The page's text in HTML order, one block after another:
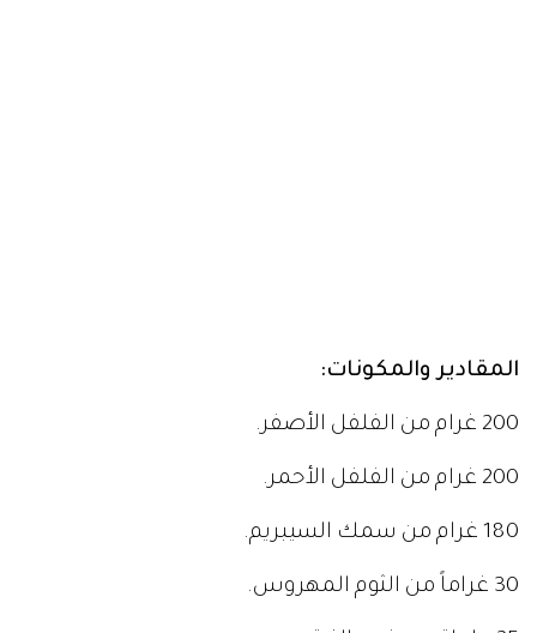
المقادير والمكونات:
200 غرام من الفلفل الأصفر.
200 غرام من الفلفل الأحمر.
180 غرام من سمك السيبريم.
30 غراماً من الثوم المهروس.